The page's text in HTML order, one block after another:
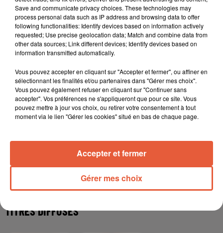
Save and communicate privacy choices. These technologies may
process personal data such as IP address and browsing data to offer
following functionalities: Identify devices based on information actively
requested; Use precise geolocation data; Match and combine data from
other data sources; Link different devices; Identify devices based on
information transmitted automatically.
Vous pouvez accepter en cliquant sur "Accepter et fermer", ou affiner en
sélectionnant les finalités et/ou partenaires dans "Gérer mes choix".
Vous pouvez également refuser en cliquant sur "Continuer sans
accepter". Vos préférences ne s'appliqueront que pour ce site. Vous
pouvez mettre à jour vos choix, ou retirer votre consentement à tout
moment via le lien "Gérer les cookies" situé en bas de chaque page.
Gérer mes choix
Accepter et fermer